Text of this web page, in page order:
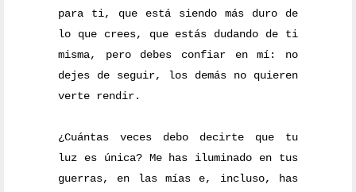
para ti, que está siendo más duro de
lo que crees, que estás dudando de ti
misma, pero debes confiar en mí: no
dejes de seguir, los demás no quieren
verte rendir.
¿Cuántas veces debo decirte que tu
luz es única? Me has iluminado en tus
guerras, en las mías e, incluso, has